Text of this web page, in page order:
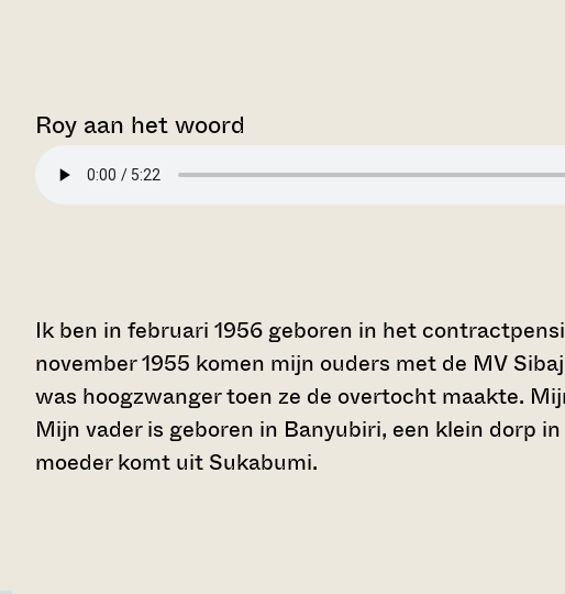
Roy aan het woord
Ik ben in februari 1956 geboren in het
november 1955 komen mijn ouders met de MV
was hoogzwanger toen ze de overtocht maakte.
Mijn vader is geboren in Banyubiri, een klein dorp
moeder komt uit Sukabumi.